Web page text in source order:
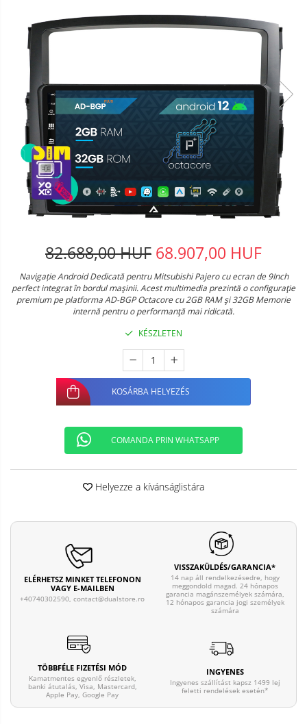
82.688,00 HUF 68.907,00 HUF
Navigație Android Dedicată pentru Mitsubishi Pajero cu ecran de 9Inch
perfect integrat în bordul maşinii. Acest multimedia prezintă o configuraţie
premium pe platforma AD-BGP Octacore cu 2GB RAM şi 32GB Memorie
internă pentru o performanţă mai ridicată.
KÉSZLETEN
KOSÁRBA HELYEZÉS
COMANDA PRIN WHATSAPP
Helyezze a kívánságlistára
ELÉRHETSZ MINKET TELEFONON
VAGY E-MAILBEN
+40740302590, contact@dualstore.ro
VISSZAKÜLDÉS/GARANCIA*
14 nap áll rendelkezésedre, hogy
meggondold magad. 24 hónapos
garancia magánszemélyek számára,
12 hónapos garancia jogi személyek
számára
TÖBBFÉLE FIZETÉSI MÓD
Kamatmentes egyenlő részletek,
banki átutalás, Visa, Mastercard,
Apple Pay, Google Pay
INGYENES
Ingyenes szállítást kapsz 1499 lej
feletti rendelések esetén*